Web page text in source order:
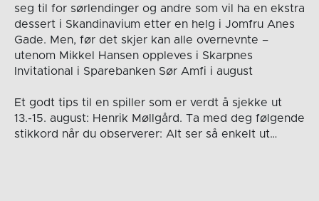
seg til for sørlendinger og andre som vil ha en ekstra
dessert i Skandinavium etter en helg i Jomfru Anes
Gade. Men, før det skjer kan alle overnevnte –
utenom Mikkel Hansen oppleves i Skarpnes
Invitational i Sparebanken Sør Amfi i august
Et godt tips til en spiller som er verdt å sjekke ut
13.-15. august: Henrik Møllgård. Ta med deg følgende
stikkord når du observerer: Alt ser så enkelt ut…